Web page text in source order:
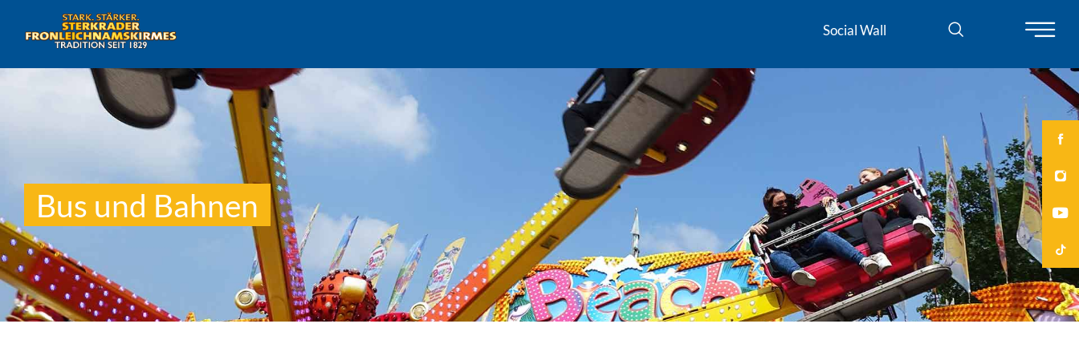
Social Wall
Bus und Bahnen